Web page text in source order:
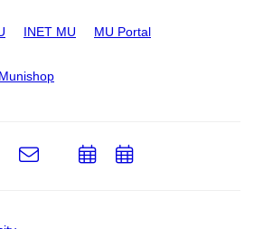
INET MU MU Portal
Munishop
LinkedIn
e-
AddAdd